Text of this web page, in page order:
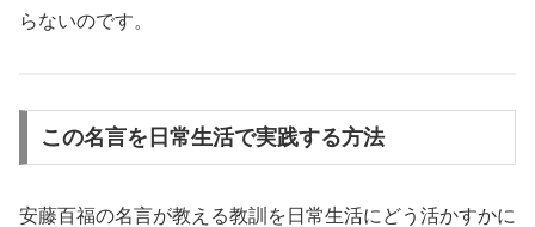
らないのです。
この名言を日常生活で実践する方法
安藤百福の名言が教える教訓を日常生活にどう活かすかに